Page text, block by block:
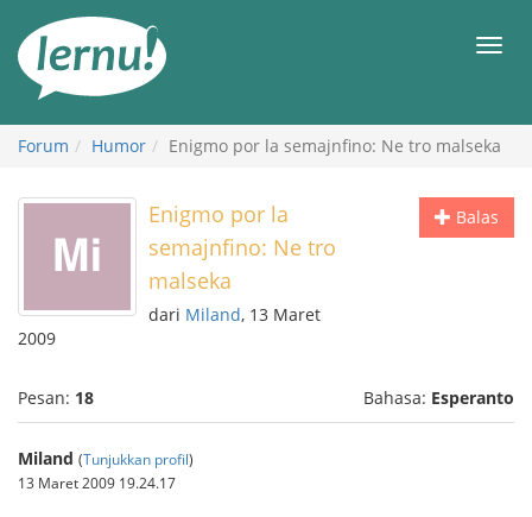
daftar
Forum Humor Enigmo por la semajnfino: Ne tro malseka
Balas
Enigmo por la
semajnfino: Ne tro
malseka
dari Miland, 13 Maret
2009
Pesan: 18 Bahasa: Esperanto
Miland (Tunjukkan profil)
13 Maret 2009 19.24.17